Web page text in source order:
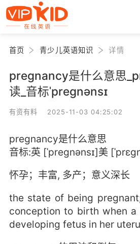
首页 青少儿英语知识 详情
pregnancy是什么意思
读_音标ˈpregnənsɪ
有资有料 2025-11-03 04:25:02
pregnancy是什么意思
音标:英 [ˈpregnənsɪ]美
怀孕；丰富, 多产；意义深长
the state of being
conception to birth when a
developing fetus in her